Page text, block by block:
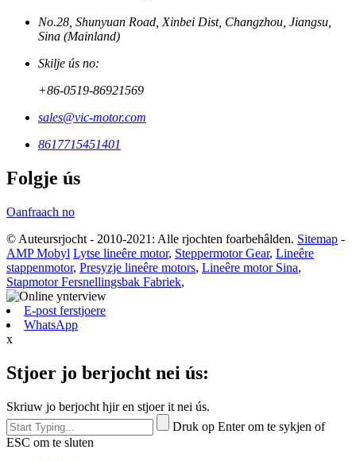
No.28, Shunyuan Road, Xinbei Dist, Changzhou, Jiangsu,
Sina (Mainland)
Skilje ús no:
+86-0519-86921569
sales@vic-motor.com
8617715451401
Folgje ús
Oanfraach no
© Auteursrjocht - 2010-2021: Alle rjochten foarbehâlden. Sitemap -
AMP Mobyl Lytse lineêre motor, Steppermotor Gear, Lineêre
stappenmotor, Presyzje lineêre motors, Lineêre motor Sina,
Stapmotor Fersnellingsbak Fabriek,
E-post ferstjoere
WhatsApp
x
Stjoer jo berjocht nei ús:
Skriuw jo berjocht hjir en stjoer it nei ús.
Druk op Enter om te sykjen of
ESC om te sluten